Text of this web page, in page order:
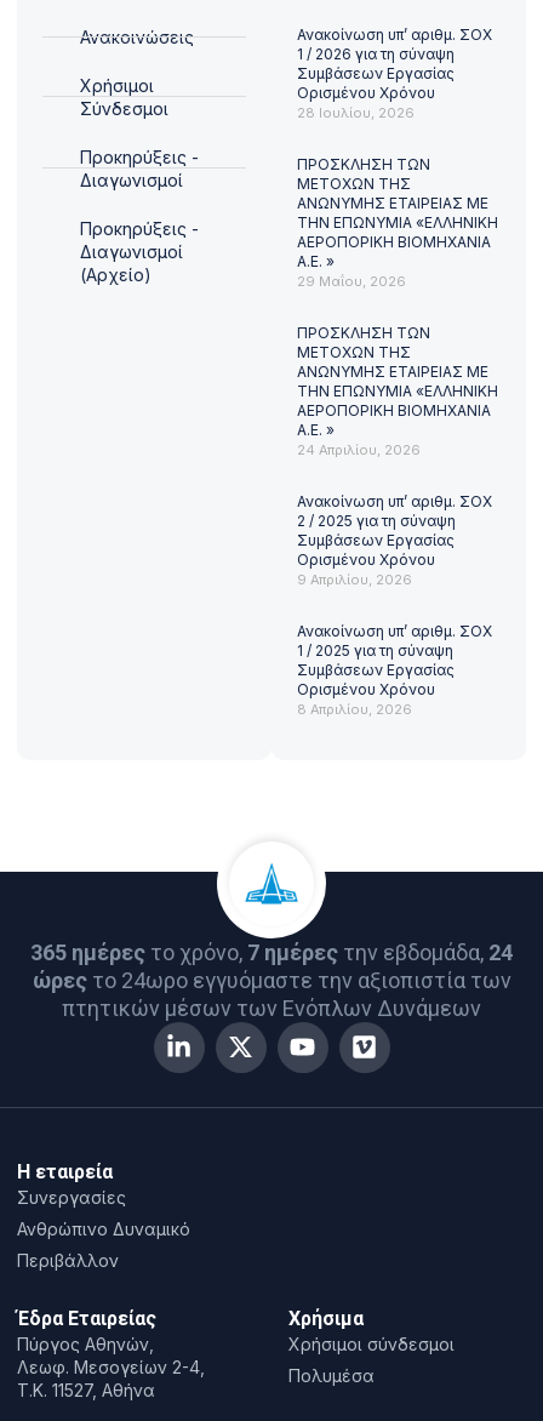
Ανακοινώσεις
Χρήσιμοι
Σύνδεσμοι
Προκηρύξεις -
Διαγωνισμοί
Προκηρύξεις -
Διαγωνισμοί
(Αρχείο)
Ανακοίνωση υπ’ αριθμ. ΣΟΧ
1 / 2026 για τη σύναψη
Συμβάσεων Εργασίας
Ορισμένου Χρόνου
28 Ιουλίου, 2026
ΠΡΟΣΚΛΗΣΗ ΤΩΝ
ΜΕΤΟΧΩΝ ΤΗΣ
ΑΝΩΝΥΜΗΣ ΕΤΑΙΡΕΙΑΣ ΜΕ
ΤΗΝ ΕΠΩΝΥΜΙΑ «ΕΛΛΗΝΙΚΗ
ΑΕΡΟΠΟΡΙΚΗ ΒΙΟΜΗΧΑΝΙΑ
Α.Ε. »
29 Μαΐου, 2026
ΠΡΟΣΚΛΗΣΗ ΤΩΝ
ΜΕΤΟΧΩΝ ΤΗΣ
ΑΝΩΝΥΜΗΣ ΕΤΑΙΡΕΙΑΣ ΜΕ
ΤΗΝ ΕΠΩΝΥΜΙΑ «ΕΛΛΗΝΙΚΗ
ΑΕΡΟΠΟΡΙΚΗ ΒΙΟΜΗΧΑΝΙΑ
Α.Ε. »
24 Απριλίου, 2026
Ανακοίνωση υπ’ αριθμ. ΣΟΧ
2 / 2025 για τη σύναψη
Συμβάσεων Εργασίας
Ορισμένου Χρόνου
9 Απριλίου, 2026
Ανακοίνωση υπ’ αριθμ. ΣΟΧ
1 / 2025 για τη σύναψη
Συμβάσεων Εργασίας
Ορισμένου Χρόνου
8 Απριλίου, 2026
365 ημέρες το χρόνο, 7 ημέρες την εβδομάδα, 24
ώρεςτο 24ωρο εγγυόμαστε την αξιοπιστία των
πτητικών μέσων των Ενόπλων Δυνάμεων
Έδρα Εταιρείας
Πύργος Αθηνών,
Λεωφ. Μεσογείων 2-4,
T.K. 11527, Αθήνα
Η εταιρεία
Συνεργασίες
Ανθρώπινο Δυναμικό
Περιβάλλον
Χρήσιμα
Χρήσιμοι σύνδεσμοι
Πολυμέσα